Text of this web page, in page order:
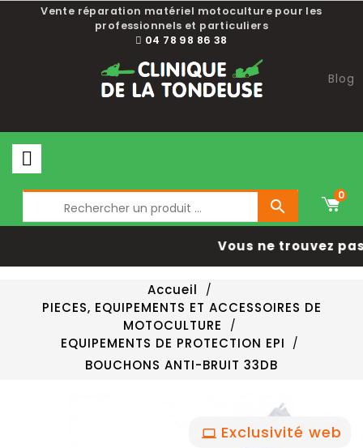
Vente réparation matériel motoculture pour les
professionnels et particuliers
04 78 98 86 38
Blog

0
Vous ne trouvez
Accueil
PIECES, EQUIPEMENTS ET ACCESSOIRES DE
MOTOCULTURE
EQUIPEMENTS DE PROTECTION EPI
BOUCHONS ANTI-BRUIT 33DB
Exclusivité web